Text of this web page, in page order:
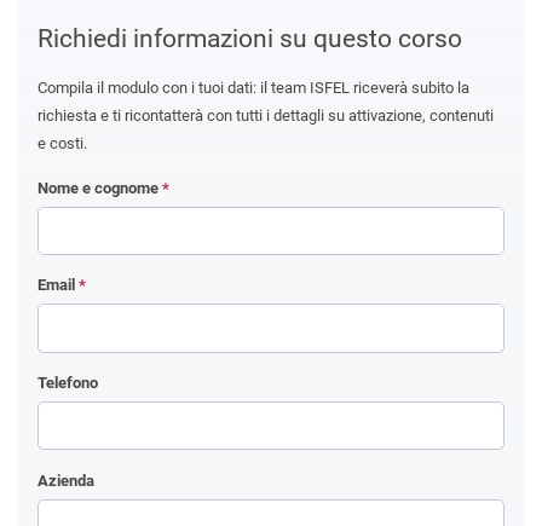
Richiedi informazioni su questo corso
Compila il modulo con i tuoi dati: il team ISFEL riceverà subito la
richiesta e ti ricontatterà con tutti i dettagli su attivazione, contenuti
e costi.
Nome e cognome *
Email *
Telefono
Azienda